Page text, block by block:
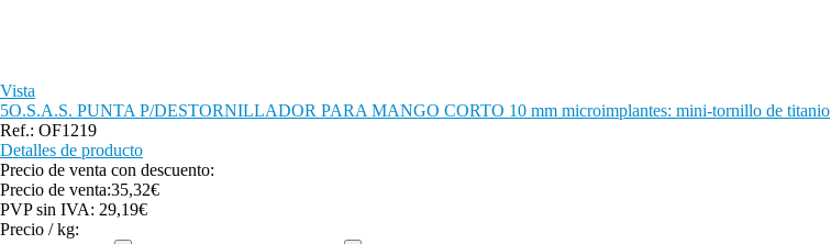
Vista
5O.S.A.S. PUNTA P/DESTORNILLADOR PARA MANGO CORTO 10 mm microimplantes: mini-tornillo de titanio
Ref.: OF1219
Detalles de producto
Precio de venta con descuento:
Precio de venta:35,32€
PVP sin IVA: 29,19€
Precio / kg: